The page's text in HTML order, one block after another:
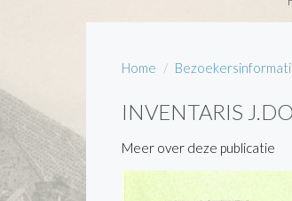
Home
INVENTARIS
Meer over deze publicatie